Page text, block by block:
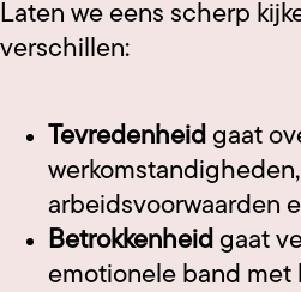
Laten we eens scherp
verschillen:
Tevredenheid gaat
arbeidsvoorwaarden
Betrokkenheid gaat
emotionele band met